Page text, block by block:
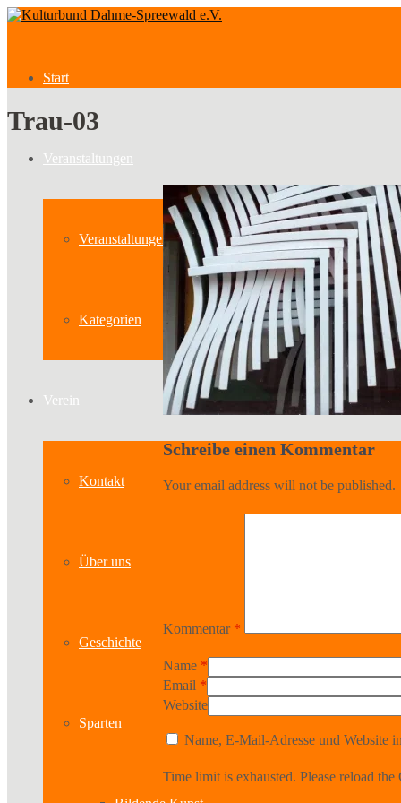
Start
Veranstaltungen
Veranstaltungen
Kategorien
Verein
Kontakt
Über uns
Geschichte
Sparten
Trau-03
Schreibe einen Kommentar
Your email address will not be published.
Kommentar *
Name *
Email *
Website
Name, E-Mail-Adresse und Website
Time limit is exhausted. Please reload